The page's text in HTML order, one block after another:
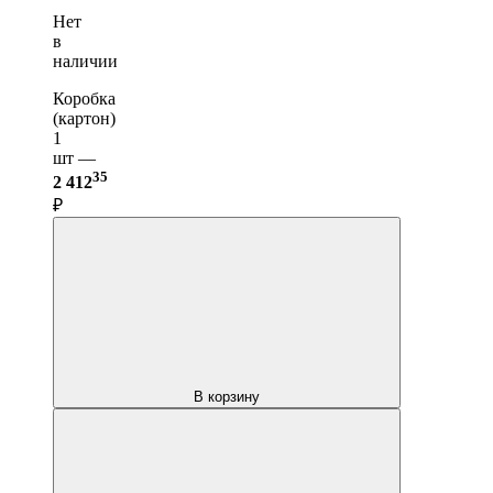
Нет
в
наличии
Коробка
(картон)
1
шт —
2 41235
₽
В корзину